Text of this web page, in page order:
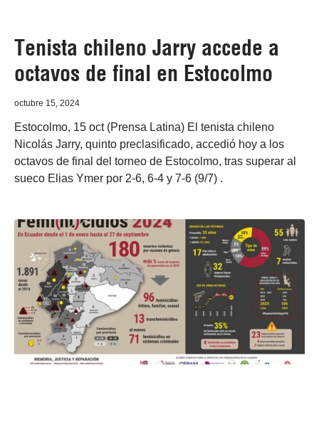
Tenista chileno Jarry accede a
octavos de final en Estocolmo
octubre 15, 2024
Estocolmo, 15 oct (Prensa Latina) El tenista chileno
Nicolás Jarry, quinto preclasificado, accedió hoy a los
octavos de final del torneo de Estocolmo, tras superar al
sueco Elias Ymer por 2-6, 6-4 y 7-6 (9/7) .